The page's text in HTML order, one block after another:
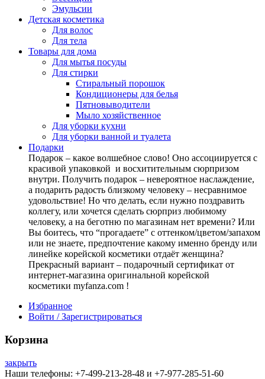
Эмульсии
Детская косметика
Для волос
Для тела
Товары для дома
Для мытья посуды
Для стирки
Стиральный порошок
Кондиционеры для белья
Пятновыводители
Мыло хозяйственное
Для уборки кухни
Для уборки ванной и туалета
Подарки
Подарок – какое волшебное слово! Оно ассоциируется с
красивой упаковкой и восхитительным сюрпризом
внутри. Получить подарок – невероятное наслаждение,
а подарить радость близкому человеку – несравнимое
удовольствие! Но что делать, если нужно поздравить
коллегу, или хочется сделать сюрприз любимому
человеку, а на беготню по магазинам нет времени? Или
Вы боитесь, что “прогадаете” с оттенком/цветом/запахом
или не знаете, предпочтение какому именно бренду или
линейке корейской косметики отдаёт женщина?
Прекрасный вариант – подарочный сертификат от
интернет-магазина оригинальной корейской
косметики myfanza.com !
Избранное
Войти / Зарегистрироваться
Корзина
закрыть
Наши телефоны: +7-499-213-28-48 и +7-977-285-51-60